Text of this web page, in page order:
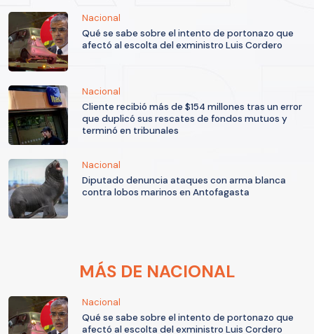
Nacional
Qué se sabe sobre el intento de portonazo que
afectó al escolta del exministro Luis Cordero
Nacional
Cliente recibió más de $154 millones tras un error
que duplicó sus rescates de fondos mutuos y
terminó en tribunales
Nacional
Diputado denuncia ataques con arma blanca
contra lobos marinos en Antofagasta
MÁS DE NACIONAL
Nacional
Qué se sabe sobre el intento de portonazo que
afectó al escolta del exministro Luis Cordero